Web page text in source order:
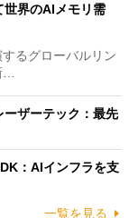
世界のAIメモリ需
るグローバルリン
ーザーテック：最先
：AIインフラを支
一覧を見る